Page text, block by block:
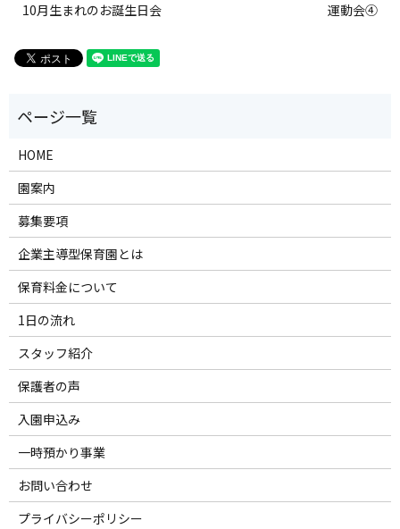
10月生まれのお誕生日会 運動会④
HOME
園案内
募集要項
企業主導型保育園とは
保育料金について
1日の流れ
スタッフ紹介
保護者の声
入園申込み
一時預かり事業
お問い合わせ
プライバシーポリシー